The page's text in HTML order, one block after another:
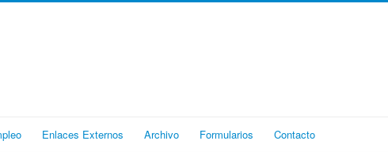
Enlaces Externos Archivo Formularios Contacto